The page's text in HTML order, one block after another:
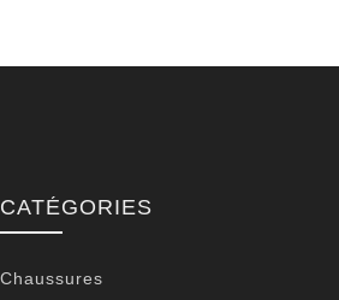
CATÉGORIES
Chaussures